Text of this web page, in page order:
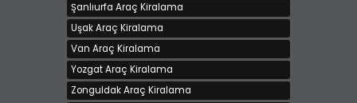
Şanlıurfa Araç Kiralama
Uşak Araç Kiralama
Van Araç Kiralama
Yozgat Araç Kiralama
Zonguldak Araç Kiralama